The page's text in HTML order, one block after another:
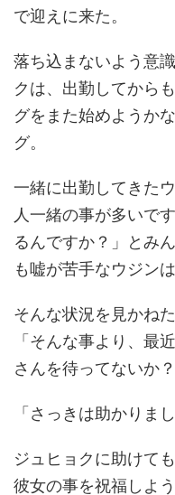
で迎えに来た。
落ち込まないよう意
クは、出勤してから
グをまた始めようかな
グ。
一緒に出勤してきた
人一緒の事が多いで
るんですか？」 とみ
も嘘が苦手なウジン
そんな状況を見かね
「そんな事より、最
さんを待ってないか？
「さっきは助かりまし
ジュヒョクに助けて
彼女の事を祝福しよ